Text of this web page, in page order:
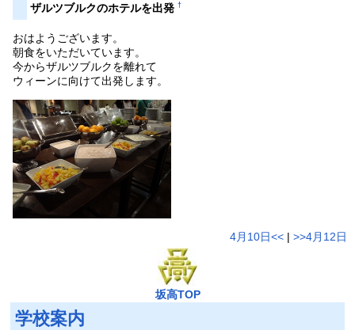
ザルツブルクのホテルを出発†
おはようございます。
朝食をいただいています。
今からザルツブルクを離れて
ウィーンに向けて出発します。
4月10日<<| >>4月12日
坂高TOP
学校案内